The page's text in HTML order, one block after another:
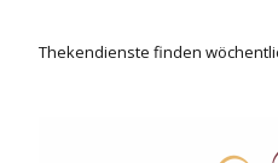
Thekendienste finden